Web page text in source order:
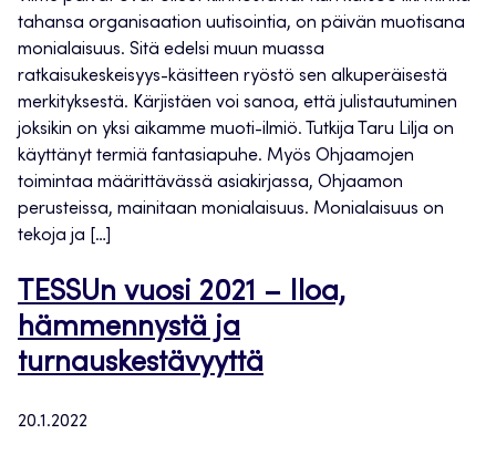
tahansa organisaation uutisointia, on päivän muotisana
monialaisuus. Sitä edelsi muun muassa
ratkaisukeskeisyys-käsitteen ryöstö sen alkuperäisestä
merkityksestä. Kärjistäen voi sanoa, että julistautuminen
joksikin on yksi aikamme muoti-ilmiö. Tutkija Taru Lilja on
käyttänyt termiä fantasiapuhe. Myös Ohjaamojen
toimintaa määrittävässä asiakirjassa, Ohjaamon
perusteissa, mainitaan monialaisuus. Monialaisuus on
tekoja ja […]
TESSUn vuosi 2021 – Iloa,
hämmennystä ja
turnauskestävyyttä
20.1.2022